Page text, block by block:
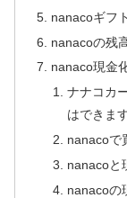
nanacoギフ
nanacoの残
nanaco現金
ナナコカ
はできま
nanacoで
nanacoと
nanacoの